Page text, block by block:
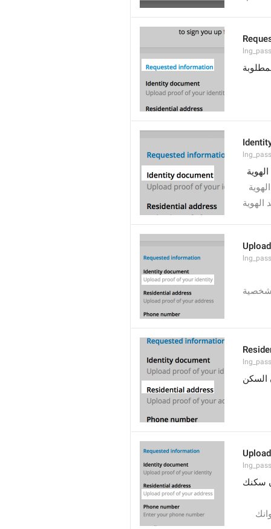
الهوية
شخصية
السكن
سكنك